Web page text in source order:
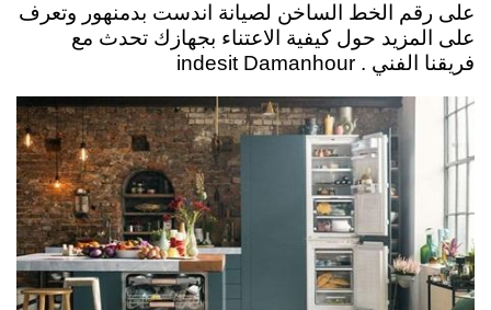
على رقم الخط الساخن لصيانة اندست بدمنهور وتعرف
على المزيد حول كيفية الاعتناء بجهازك تحدث مع
فريقنا الفني . indesit Damanhour